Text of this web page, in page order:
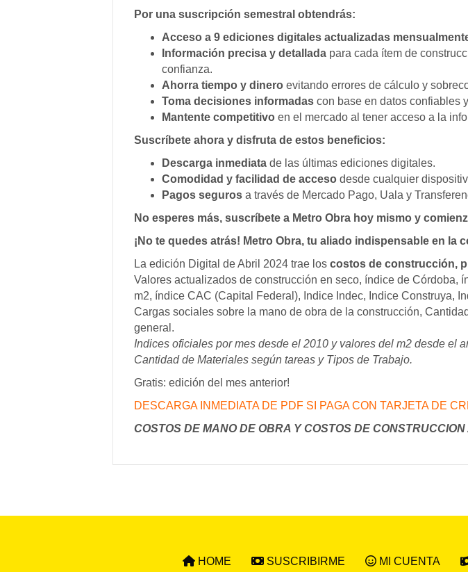
Por una suscripción semestral obtendrás:
Acceso a 9 ediciones digitales actualizadas
Información precisa y detallada para cada ítem de
confianza.
Ahorra tiempo y dinero evitando errores de cálculo y
Toma decisiones informadas con base en datos confiables
Mantente competitivo en el mercado al tener acceso a la
Suscríbete ahora y disfruta de estos beneficios:
Descarga inmediata de las últimas ediciones digitales.
Comodidad y facilidad de acceso desde cualquier
Pagos seguros a través de Mercado Pago, Uala y
No esperes más, suscríbete a Metro Obra hoy mismo y
¡No te quedes atrás! Metro Obra, tu aliado indispensable en la
La edición Digital de Abril 2024 trae los costos de construcción,
Valores actualizados de construcción en seco, índice de
m2, índice CAC (Capital Federal), Indice Indec, Indice Construya,
Cargas sociales sobre la mano de obra de la construcción,
general.
Indices oficiales por mes desde el 2010 y valores del m2 desde el
Cantidad de Materiales según tareas y Tipos de Trabajo.
Gratis: edición del mes anterior!
DESCARGA INMEDIATA DE PDF SI PAGA CON TARJETA DE
COSTOS DE MANO DE OBRA Y COSTOS DE
HOME SUSCRIBIRME MI CUENTA